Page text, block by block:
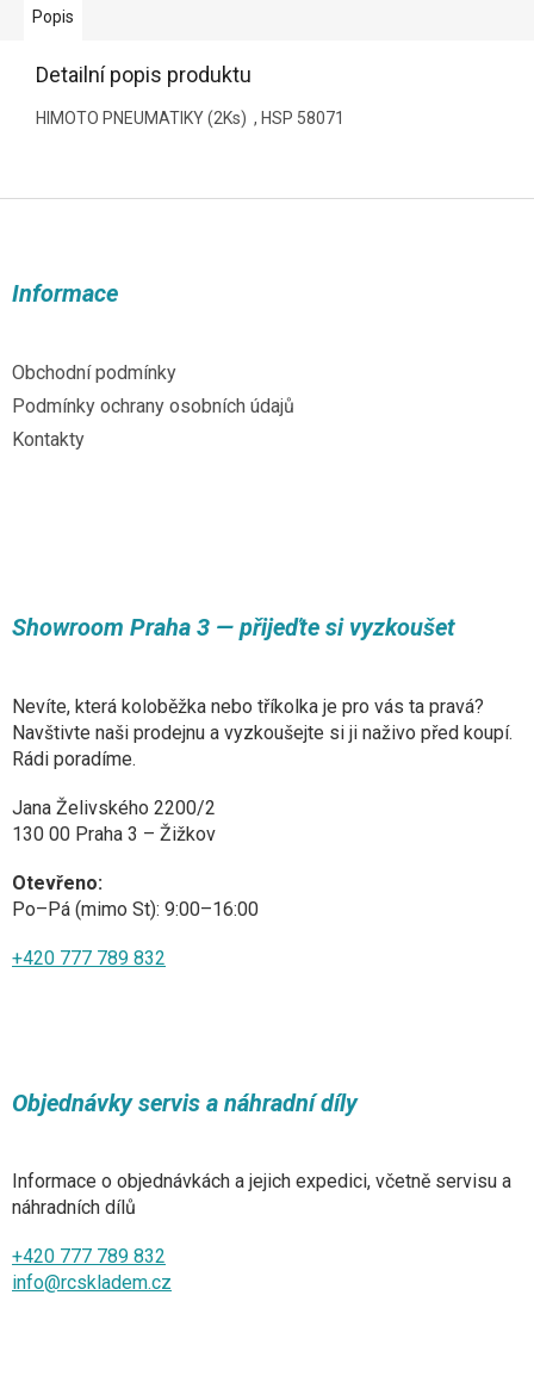
Popis
Detailní popis produktu
HIMOTO PNEUMATIKY (2Ks) , HSP 58071
Informace
Obchodní podmínky
Podmínky ochrany osobních údajů
Kontakty
Showroom Praha 3 — přijeďte si vyzkoušet
Nevíte, která koloběžka nebo tříkolka je pro vás ta pravá?
Navštivte naši prodejnu a vyzkoušejte si ji naživo před koupí.
Rádi poradíme.
Jana Želivského 2200/2
130 00 Praha 3 – Žižkov
Otevřeno:
Po–Pá (mimo St): 9:00–16:00
+420 777 789 832
Objednávky servis a náhradní díly
Informace o objednávkách a jejich expedici, včetně servisu a
náhradních dílů
+420 777 789 832
info@rcskladem.cz